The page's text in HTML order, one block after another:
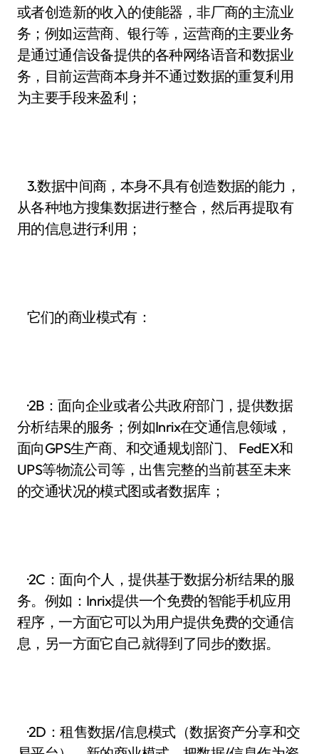
或者创造新的收入的使能器，非厂商的主流业
务；例如运营商、银行等，运营商的主要业务
是通过通信设备提供的各种网络语音和数据业
务，目前运营商本身并不通过数据的重复利用
为主要手段来盈利；
3.数据中间商，本身不具有创造数据的能力，
从各种地方搜集数据进行整合，然后再提取有
用的信息进行利用；
它们的商业模式有：
·2B：面向企业或者公共政府部门，提供数据
分析结果的服务；例如Inrix在交通信息领域，
面向GPS生产商、和交通规划部门、 FedEX和
UPS等物流公司等，出售完整的当前甚至未来
的交通状况的模式图或者数据库；
·2C：面向个人，提供基于数据分析结果的服
务。例如：Inrix提供一个免费的智能手机应用
程序，一方面它可以为用户提供免费的交通信
息，另一方面它自己就得到了同步的数据。
·2D：租售数据/信息模式（数据资产分享和交